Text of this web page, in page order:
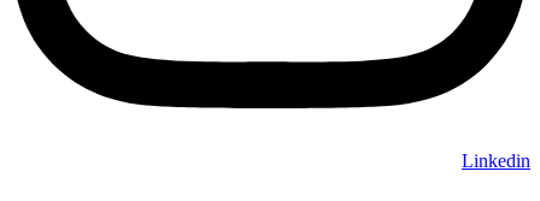
Linkedin